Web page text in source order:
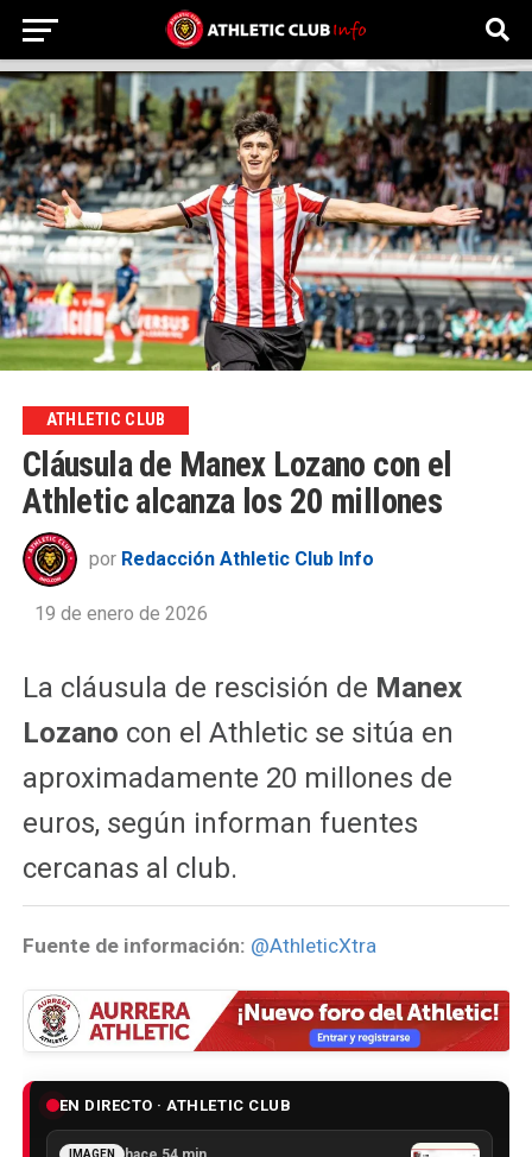
ATHLETIC CLUB
Cláusula de Manex Lozano con el
Athletic alcanza los 20 millones
por Redacción Athletic Club Info
19 de enero de 2026
La cláusula de rescisión de Manex
Lozano con el Athletic se sitúa en
aproximadamente 20 millones de
euros, según informan fuentes
cercanas al club.
Fuente de información: @AthleticXtra
EN DIRECTO · ATHLETIC CLUB
IMAGEN